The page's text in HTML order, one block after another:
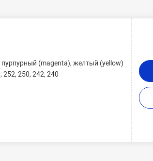
пурпурный (magenta), желтый (yellow)
252, 250, 242, 240